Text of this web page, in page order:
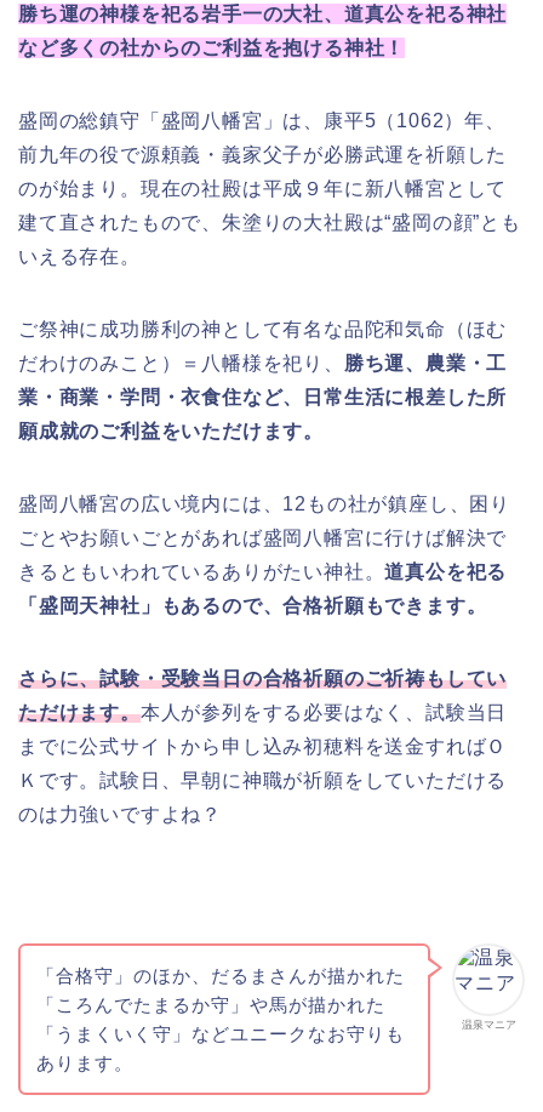
勝ち運の神様を祀る岩手一の大社、道真公を祀る神社
など多くの社からのご利益を抱ける神社！
盛岡の総鎮守「盛岡八幡宮」は、康平5（1062）年、
前九年の役で源頼義・義家父子が必勝武運を祈願した
のが始まり。現在の社殿は平成９年に新八幡宮として
建て直されたもので、朱塗りの大社殿は“盛岡の顔”とも
いえる存在。
ご祭神に成功勝利の神として有名な品陀和気命（ほむ
だわけのみこと）＝八幡様を祀り、 勝ち運、 農業・工
業・商業・学問・衣食住など、日常生活に根差した所
願成就のご利益をいただけます。
盛岡八幡宮の広い境内には、12もの社が鎮座し、困り
ごとやお願いごとがあれば盛岡八幡宮に行けば解決で
きるともいわれているありがたい神社。道真公を祀る
「盛岡天神社」もあるので、合格祈願もできます。
さらに、試験・受験当日の合格祈願のご祈祷もしてい
ただけます。本人が参列をする必要はなく、試験当日
までに公式サイトから申し込み初穂料を送金すればＯ
Ｋです。試験日、早朝に神職が祈願をしていただける
のは力強いですよね？
温泉マニア
「合格守」のほか、だるまさんが描かれた
「ころんでたまるか守」や馬が描かれた
「うまくいく守」などユニークなお守りも
あります。